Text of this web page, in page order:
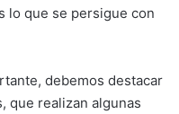
lo que se persigue con
debemos destacar
que realizan algunas